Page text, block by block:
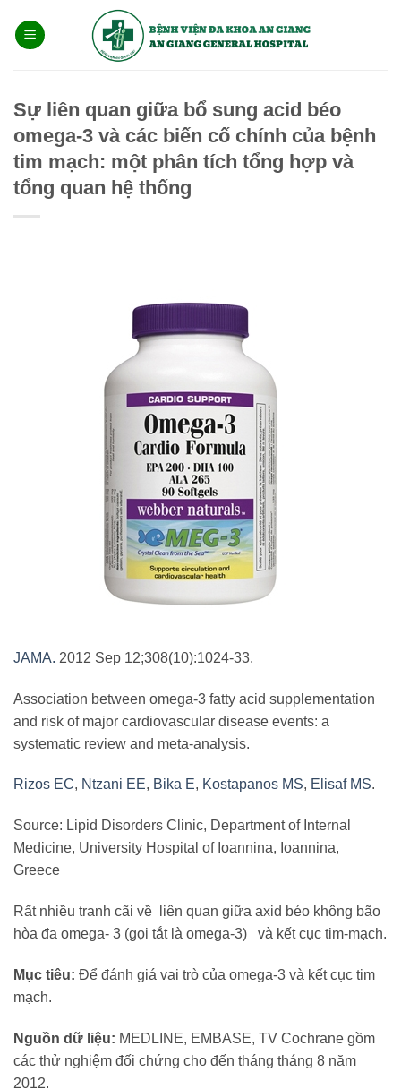
qua
Sự liên quan giữa bổ sung acid béo
omega-3 và các biến cố chính của bệnh
tim mạch: một phân tích tổng hợp và
tổng quan hệ thống
JAMA. 2012 Sep 12;308(10):1024-33.
Association between omega-3 fatty acid supplementation
and risk of major cardiovascular disease events: a
systematic review and meta-analysis.
Rizos EC, Ntzani EE, Bika E, Kostapanos MS, Elisaf MS.
Source: Lipid Disorders Clinic, Department of Internal
Medicine, University Hospital of Ioannina, Ioannina,
Greece
Rất nhiều tranh cãi về liên quan giữa axid béo không bão
hòa đa omega- 3 (gọi tắt là omega-3) và kết cục tim-mạch.
Mục tiêu: Để đánh giá vai trò của omega-3 và kết cục tim
mạch.
Nguồn dữ liệu: MEDLINE, EMBASE, TV Cochrane gồm
các thử nghiệm đối chứng cho đến tháng tháng 8 năm
2012.